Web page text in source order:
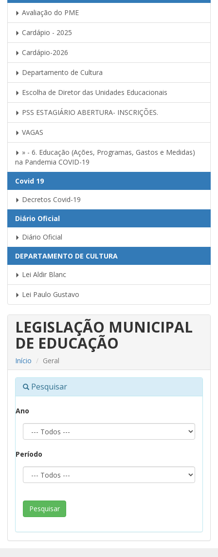
Avaliação do PME
Cardápio - 2025
Cardápio-2026
Departamento de Cultura
Escolha de Diretor das Unidades Educacionais
PSS ESTAGIÁRIO ABERTURA- INSCRIÇÕES.
VAGAS
» - 6. Educação (Ações, Programas, Gastos e Medidas)
na Pandemia COVID-19
Covid 19
Decretos Covid-19
Diário Oficial
Diário Oficial
DEPARTAMENTO DE CULTURA
Lei Aldir Blanc
Lei Paulo Gustavo
LEGISLAÇÃO MUNICIPAL
DE EDUCAÇÃO
Início Geral
Pesquisar
Ano
Período
Pesquisar